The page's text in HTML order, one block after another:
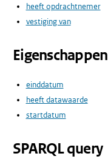
heeft opdrachtnemer
vestiging van
Eigenschappen
einddatum
heeft datawaarde
startdatum
SPARQL query